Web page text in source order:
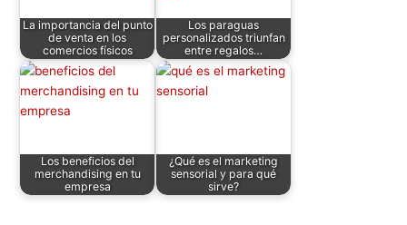
La importancia del punto
de venta en los
comercios físicos
Los paraguas
personalizados triunfan
entre regalos…
Los beneficios del
merchandising en tu
empresa
¿Qué es el marketing
sensorial y para qué
sirve?